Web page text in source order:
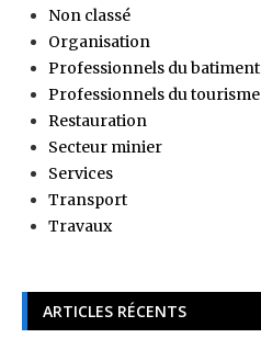
Non classé
Organisation
Professionnels du batiment
Professionnels du tourisme
Restauration
Secteur minier
Services
Transport
Travaux
ARTICLES RÉCENTS